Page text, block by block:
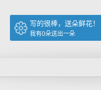
写的很棒，送朵鲜花！
我有0朵送出一朵